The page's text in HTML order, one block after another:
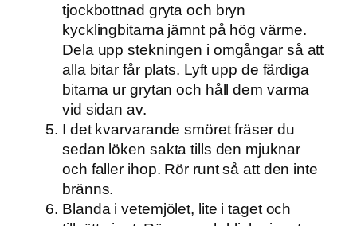
tjockbottnad gryta och bryn
kycklingbitarna jämnt på hög värme.
Dela upp stekningen i omgångar så att
alla bitar får plats. Lyft upp de färdiga
bitarna ur grytan och håll dem varma
vid sidan av.
I det kvarvarande smöret fräser du
sedan löken sakta tills den mjuknar
och faller ihop. Rör runt så att den inte
bränns.
Blanda i vetemjölet, lite i taget och